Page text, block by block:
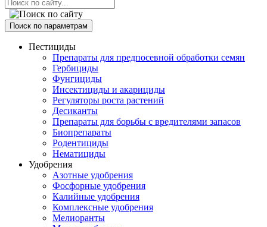
Поиск по параметрам
Пестициды
Препараты для предпосевной обработки семян
Гербициды
Фунгициды
Инсектициды и акарициды
Регуляторы роста растений
Десиканты
Препараты для борьбы с вредителями запасов
Биопрепараты
Родентициды
Нематициды
Удобрения
Азотные удобрения
Фосфорные удобрения
Калийные удобрения
Комплексные удобрения
Мелиоранты